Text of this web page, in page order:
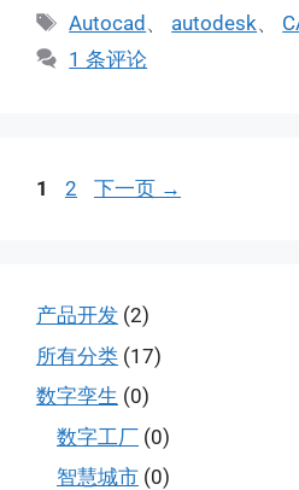
标
签
Autocad 、 autodesk、
1 条评论
页
1
页
2 下一页 →
产品开发 (2)
所有分类 (17)
数字孪生 (0)
数字工厂 (0)
智慧城市 (0)